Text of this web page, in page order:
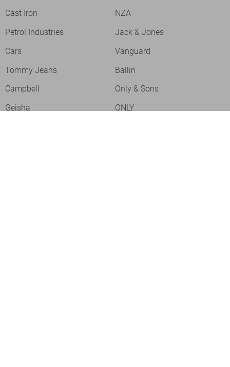
Cast Iron
NZA
Petrol Industries
Jack & Jones
Cars
Vanguard
Tommy Jeans
Ballin
Campbell
Only & Sons
Geisha
ONLY